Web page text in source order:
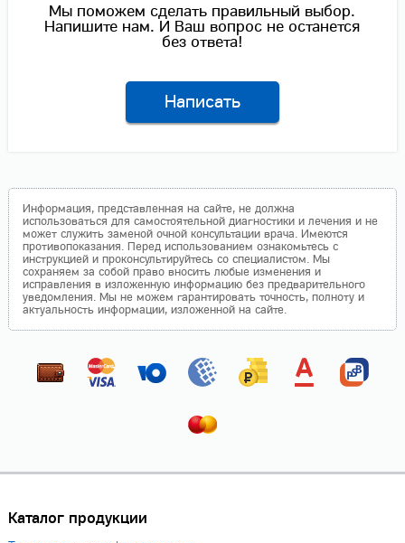
Мы поможем сделать правильный выбор.
Напишите нам. И Ваш вопрос не останется
без ответа!
Написать
Информация, представленная на сайте, не должна
использоваться для самостоятельной диагностики и лечения и не
может служить заменой очной консультации врача. Имеются
противопоказания. Перед использованием ознакомьтесь с
инструкцией и проконсультируйтесь со специалистом. Мы
сохраняем за собой право вносить любые изменения и
исправления в изложенную информацию без предварительного
уведомления. Мы не можем гарантировать точность, полноту и
актуальность информации, изложенной на сайте.
Каталог продукции